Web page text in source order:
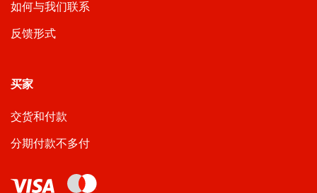
如何与我们联系
反馈形式
买家
交货和付款
分期付款不多付